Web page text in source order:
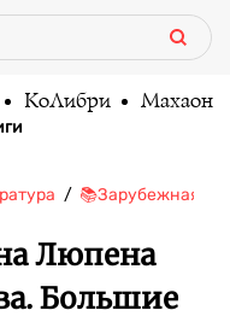
КоЛибри Махаон
📚Зарубежная
Люпена
Большие